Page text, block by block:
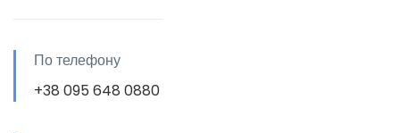
По телефону
+38 095 648 0880